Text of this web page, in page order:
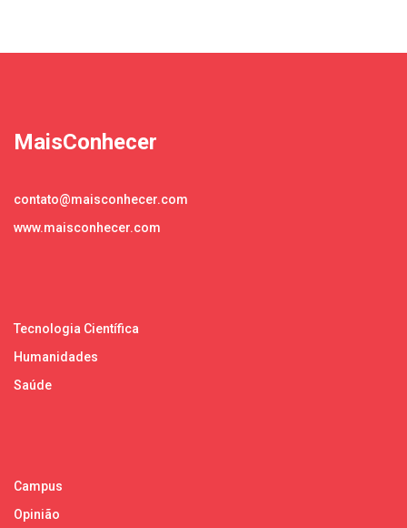
MaisConhecer
contato@maisconhecer.com
www.maisconhecer.com
Tecnologia Científica
Humanidades
Saúde
Campus
Opinião